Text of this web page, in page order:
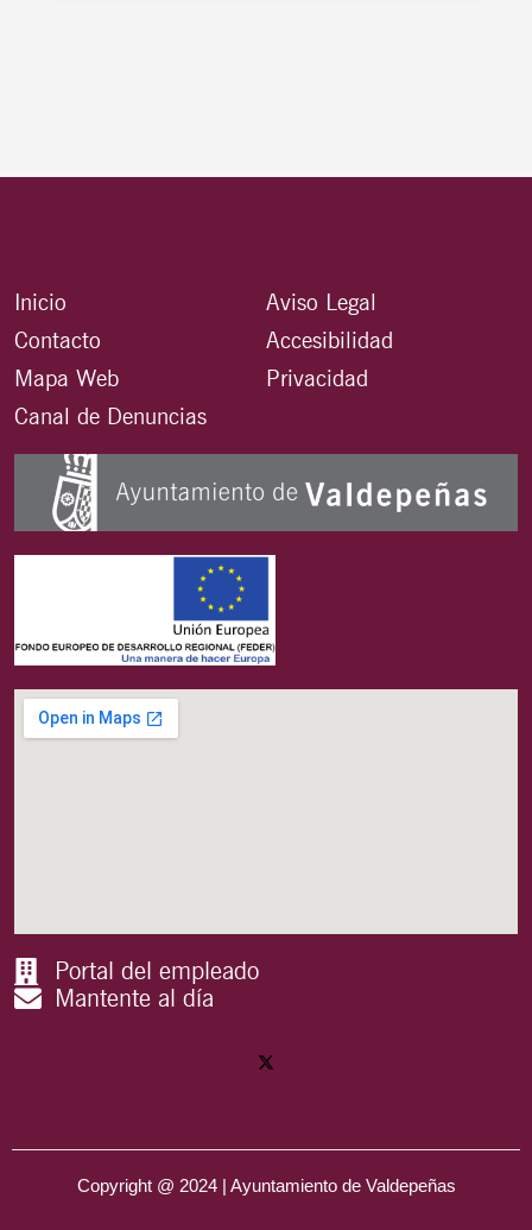
Inicio
Contacto
Mapa Web
Canal de Denuncias
Aviso Legal
Accesibilidad
Privacidad
Portal del empleado
Mantente al día
Copyright @ 2024 | Ayuntamiento de Valdepeñas